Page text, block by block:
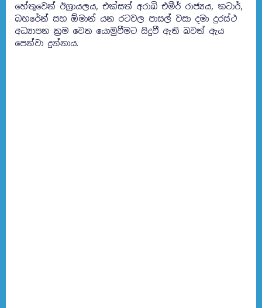
හේතුවෙන් ඊශ්‍රායලය, එක්සත් අරාබි එමීර් රාජ්‍යය, කටාර්,
බහරේන් සහ ඕමාන් යන රටවල පාසල් වසා දමා දුරස්ථ
අධ්‍යාපන ක්‍රම වෙත යොමුවීමට සිදුවී ඇති බවත් ඇය
පෙන්වා දුන්නාය.